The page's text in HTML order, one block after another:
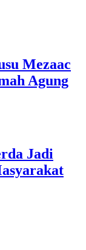
Mezaac
Agung
Jadi